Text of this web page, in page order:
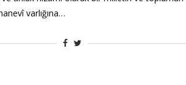
varlığına…